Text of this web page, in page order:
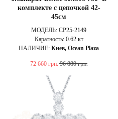
комплекте с цепочкой 42-
45см
МОДЕЛЬ: CP25-2149
Каратность: 0.62 кт
НАЛИЧИЕ: Киев, Ocean Plaza
72 660 грн. 96 880 грн.